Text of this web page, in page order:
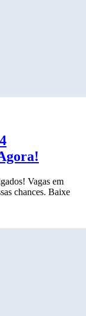
Vagas em
chances. Baixe